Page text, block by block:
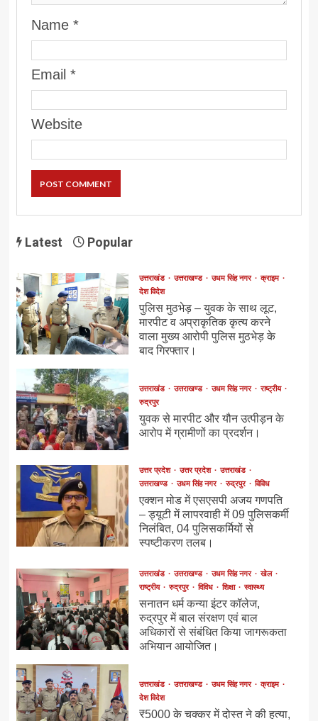
Name*
Email*
Website
Latest Popular
उत्तराखंड उत्तराखण्ड उधम सिंह नगर
क्राइम
देश विदेश
पुलिस मुठभेड़ – युवक के साथ लूट,
मारपीट व अप्राकृतिक कृत्य करने
वाला मुख्य आरोपी पुलिस मुठभेड़ के
बाद गिरफ्तार।
उत्तराखंड उत्तराखण्ड उधम सिंह नगर
राष्ट्रीय
रुद्रपुर
युवक से मारपीट और यौन उत्पीड़न के
आरोप में ग्रामीणों का प्रदर्शन।
उत्तर प्रदेश उत्तर प्रदेश
उत्तराखंड
उत्तराखण्ड
उधम सिंह नगर रुद्रपुर विविध
एक्शन मोड में एसएसपी अजय गणपति
– ड्यूटी में लापरवाही में 09 पुलिसकर्मी
निलंबित, 04 पुलिसकर्मियों से
स्पष्टीकरण तलब।
उत्तराखंड उत्तराखण्ड उधम सिंह नगर
खेल
राष्ट्रीय
रुद्रपुर विविध शिक्षा स्वास्थ्य
सनातन धर्म कन्या इंटर कॉलेज,
रुद्रपुर में बाल संरक्षण एवं बाल
अधिकारों से संबंधित किया जागरूकता
अभियान आयोजित।
उत्तराखंड उत्तराखण्ड उधम सिंह नगर
क्राइम
देश विदेश
₹5000 के चक्कर में दोस्त ने की हत्या,